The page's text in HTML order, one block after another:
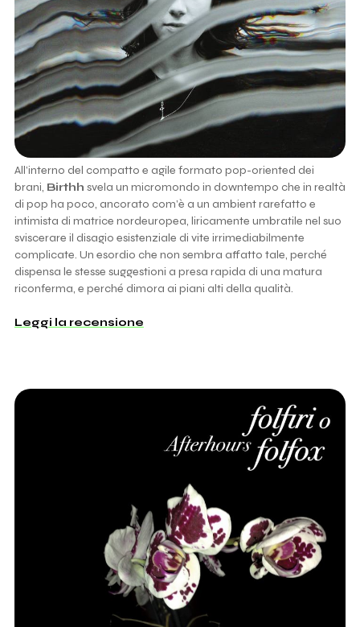
All’interno del compatto e agile formato pop-oriented dei
brani, Birthh svela un micromondo in downtempo che in realtà
di pop ha poco, ancorato com’è a un ambient rarefatto e
intimista di matrice nordeuropea, liricamente umbratile nel suo
sviscerare il disagio esistenziale di vite irrimediabilmente
complicate. Un esordio che non sembra affatto tale, perché
dispensa le stesse suggestioni a presa rapida di una matura
riconferma, e perché dimora ai piani alti della qualità.
Leggi la recensione